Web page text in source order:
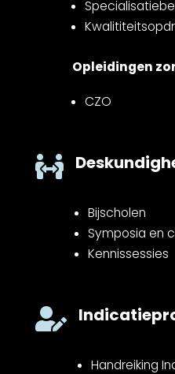
Opleidingen
CZO

Bijscholen
Symposia en
Kennissessies

Handreiking